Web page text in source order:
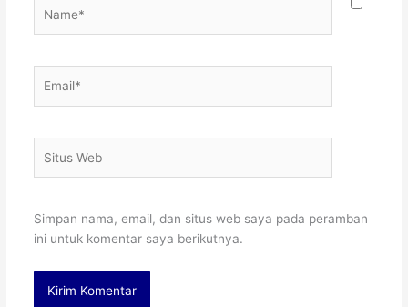
Web
Simpan nama, email, dan situs web saya pada peramban
ini untuk komentar saya berikutnya.